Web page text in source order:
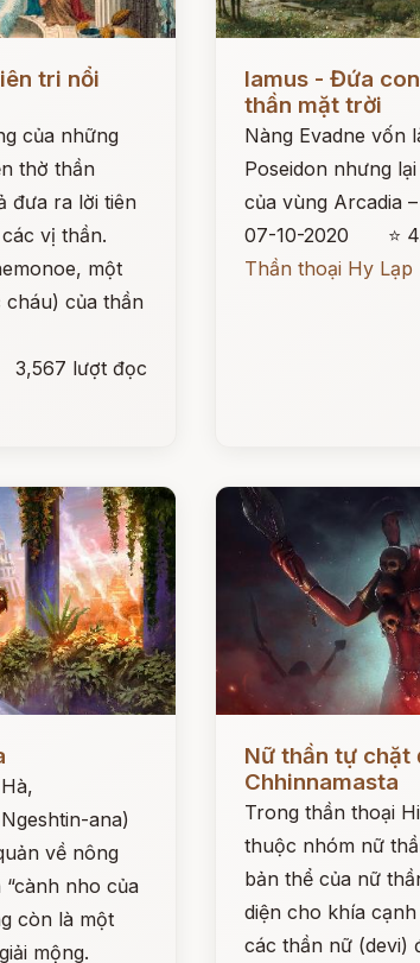
tri nổi
của những
thờ thần
đưa ra lời tiên
vị thần.
một
của thần
3,567 lượt đọc
Iamus - Đứa
thần mặt trời
Nàng Evadne vốn
Poseidon nhưng
của vùng Arcadia
07-10-2020
⭐
Thần thoại Hy Lạp
ana)
về nông
nho của
còn là một
mộng.
Nữ thần tự chặt
Chhinnamasta
Trong thần thoại
thuộc nhóm nữ
bản thể của nữ
diện cho khía
các thần nữ (devi)